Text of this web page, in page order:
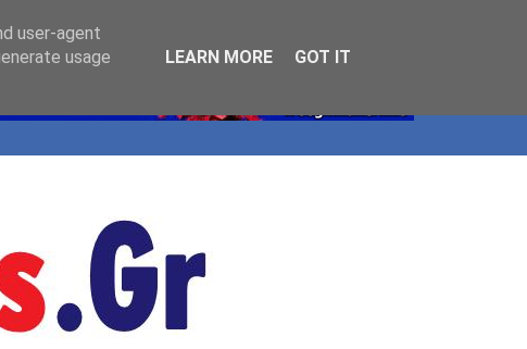
user-agent
usage
LEARN MORE GOT IT